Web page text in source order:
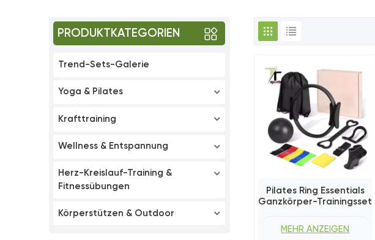
PRODUKTKATEGORIEN
Trend-Sets-Galerie
Yoga & Pilates
Krafttraining
Wellness & Entspannung
Herz-Kreislauf-Training &
Fitnessübungen
Körperstützen & Outdoor
Pilates Ring Essentials
Ganzkörper-Trainingsset
MEHR ANZEIGEN